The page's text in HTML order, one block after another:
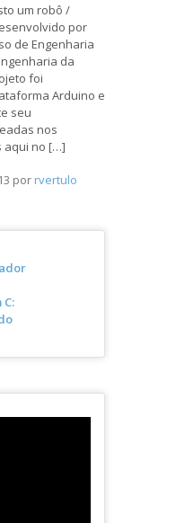
um robô /
por
de Engenharia
da
foi
Arduino e
seu
nos
aqui no […]
por rvertulo